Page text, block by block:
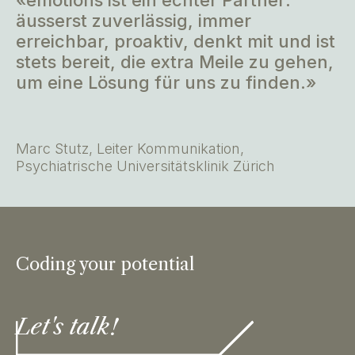
äusserst zuverlässig, immer
erreichbar, proaktiv, denkt mit und ist
stets bereit, die extra Meile zu gehen,
um eine Lösung für uns zu finden.»
Marc Stutz, Leiter Kommunikation,
Psychiatrische Universitätsklinik Zürich
Coding your potential
Let's talk!